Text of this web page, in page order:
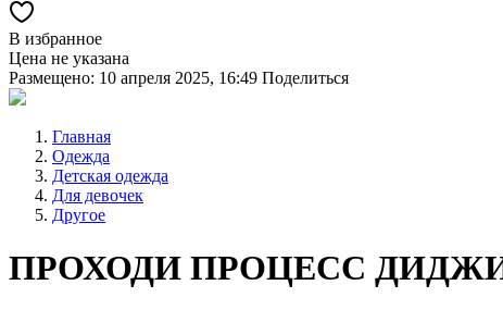
В избранное
Цена не указана
Размещено: 10 апреля 2025, 16:49 Поделиться
Главная
Одежда
Детская одежда
Для девочек
Другое
ПРОХОДИ ПРОЦЕСС